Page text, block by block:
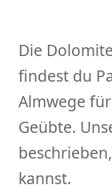
Die
findest du
Almwege
Geübte.
kannst.